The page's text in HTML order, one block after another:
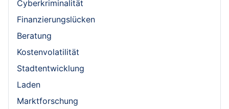
Cyberkriminalität
Finanzierungslücken
Beratung
Kostenvolatilität
Stadtentwicklung
Laden
Marktforschung